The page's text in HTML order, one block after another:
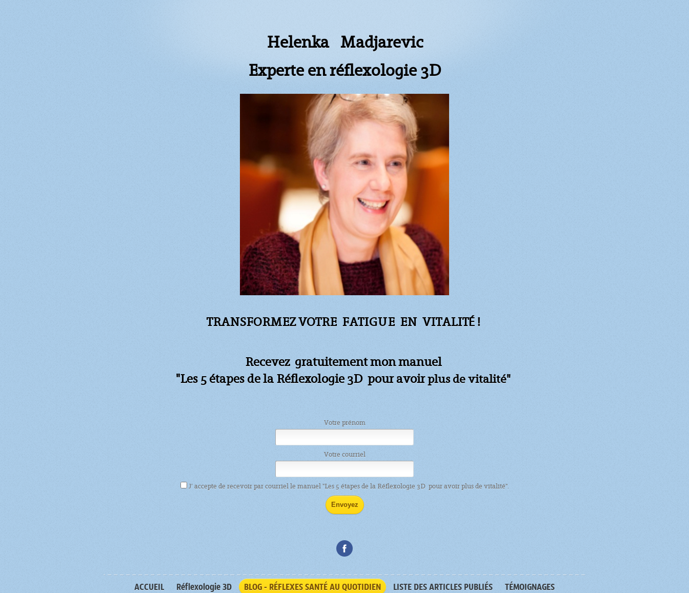
Helenka Madjarevic
Experte en réflexologie 3D
TRANSFORMEZ VOTRE FATIGUE EN VITALITÉ !
Recevez gratuitement mon manuel
"Les 5 étapes de la Réflexologie 3D pour avoirplus de vitalité"
Votre prénom
Votre courriel
J’ accepte de recevoir par courriel le manuel "Les 5 étapes de la Réflexologie 3D pour avoir plus de vitalité".
ACCUEIL Réflexologie 3D BLOG - RÉFLEXES SANTÉ AU QUOTIDIEN LISTE DES ARTICLES PUBLIÉS
TÉMOIGNAGES